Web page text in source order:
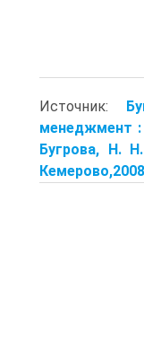
Источник:
менеджмент :
Бугрова, Н.